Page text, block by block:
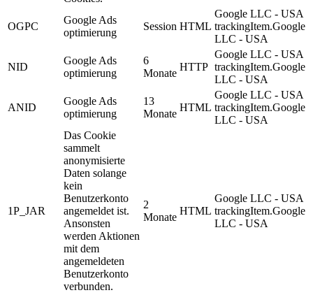
OGPC
Google Ads
optimierung
Session HTML
Google LLC - USA
trackingItem.Google
LLC - USA
NID
Google Ads
optimierung
6
Monate
HTTP
Google LLC - USA
trackingItem.Google
LLC - USA
ANID
Google Ads
optimierung
13
Monate
HTML
Google LLC - USA
trackingItem.Google
LLC - USA
1P_JAR
Das Cookie
sammelt
anonymisierte
Daten solange
kein
Benutzerkonto
angemeldet ist.
Ansonsten
werden Aktionen
mit dem
angemeldeten
Benutzerkonto
verbunden.
2
Monate
HTML
Google LLC - USA
trackingItem.Google
LLC - USA